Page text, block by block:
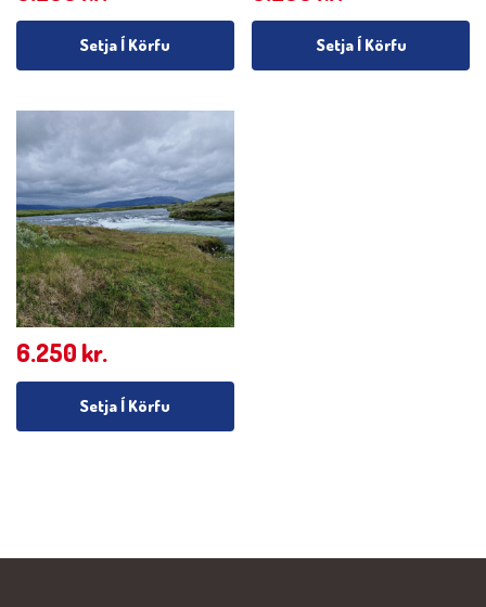
Setja Í Körfu Setja Í Körfu
6.250 kr.
Setja Í Körfu